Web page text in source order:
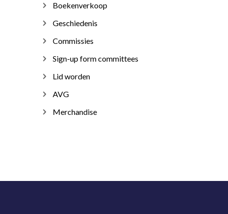
Boekenverkoop
Geschiedenis
Commissies
Sign-up form committees
Lid worden
AVG
Merchandise